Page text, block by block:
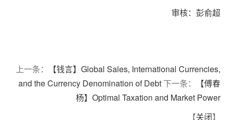
审核：彭俞超
上一条：
【钱言】Global Sales, International Currencies,
and the Currency Denomination of Debt 下一条：
【傅春
杨】Optimal Taxation and Market Power
【关闭】